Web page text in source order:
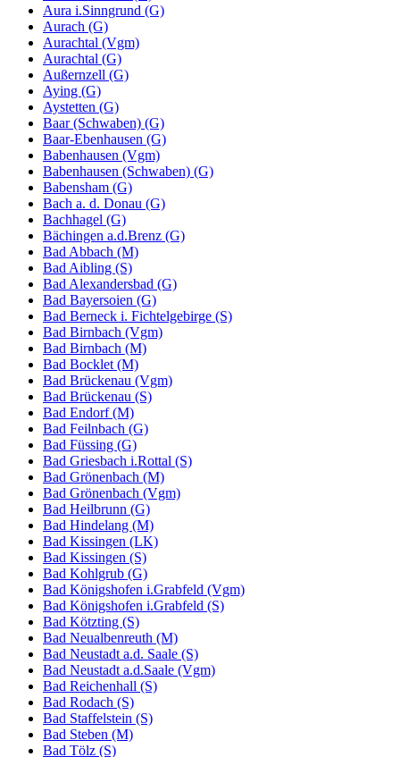
Aura i.Sinngrund (G)
Aurach (G)
Aurachtal (Vgm)
Aurachtal (G)
Außernzell (G)
Aying (G)
Aystetten (G)
Baar (Schwaben) (G)
Baar-Ebenhausen (G)
Babenhausen (Vgm)
Babenhausen (Schwaben) (G)
Babensham (G)
Bach a. d. Donau (G)
Bachhagel (G)
Bächingen a.d.Brenz (G)
Bad Abbach (M)
Bad Aibling (S)
Bad Alexandersbad (G)
Bad Bayersoien (G)
Bad Berneck i. Fichtelgebirge (S)
Bad Birnbach (Vgm)
Bad Birnbach (M)
Bad Bocklet (M)
Bad Brückenau (Vgm)
Bad Brückenau (S)
Bad Endorf (M)
Bad Feilnbach (G)
Bad Füssing (G)
Bad Griesbach i.Rottal (S)
Bad Grönenbach (M)
Bad Grönenbach (Vgm)
Bad Heilbrunn (G)
Bad Hindelang (M)
Bad Kissingen (LK)
Bad Kissingen (S)
Bad Kohlgrub (G)
Bad Königshofen i.Grabfeld (Vgm)
Bad Königshofen i.Grabfeld (S)
Bad Kötzting (S)
Bad Neualbenreuth (M)
Bad Neustadt a.d. Saale (S)
Bad Neustadt a.d.Saale (Vgm)
Bad Reichenhall (S)
Bad Rodach (S)
Bad Staffelstein (S)
Bad Steben (M)
Bad Tölz (S)